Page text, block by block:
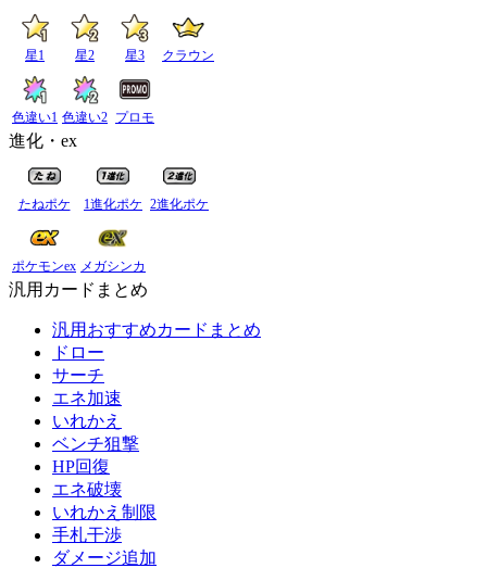
星1 星2 星3 クラウン
色違い1 色違い2 プロモ
進化・ex
たねポケ 1進化ポケ 2進化ポケ
ポケモンex メガシンカ
汎用カードまとめ
汎用おすすめカードまとめ
ドロー
サーチ
エネ加速
いれかえ
ベンチ狙撃
HP回復
エネ破壊
いれかえ制限
手札干渉
ダメージ追加